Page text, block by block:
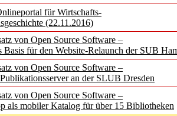
für Wirtschafts-
(22.11.2016)
von Open Source Software –
für den Website-Relaunch der SUB
von Open Source Software –
an der SLUB Dresden
von Open Source Software –
als mobiler Katalog für über 15 Bibliotheken
bis
Ausrüstung in der
unterwegs
Social Media